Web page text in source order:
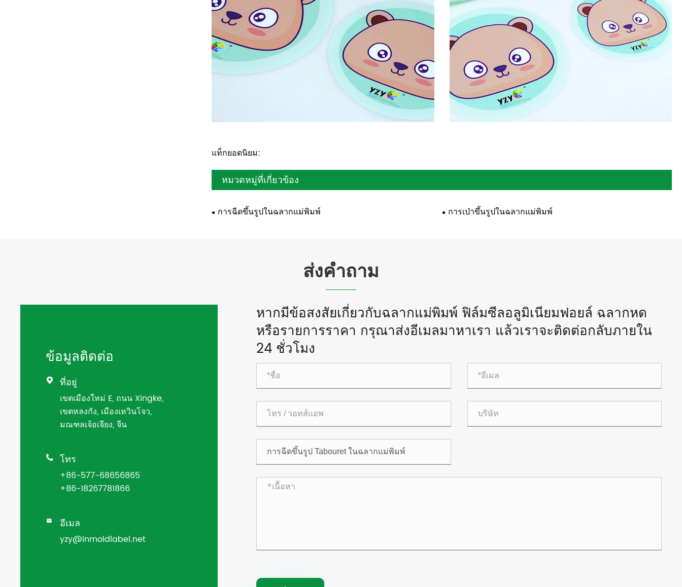
แท็กยอดนิยม:
หมวดหมู่ที่เกี่ยวข้อง
การฉีดขึ้นรูปในฉลากแม่พิมพ์ การเป่าขึ้นรูปในฉลากแม่พิมพ์
ส่งคำถาม
ข้อมูลติดต่อ
 ที่อยู่
เขตเมืองใหม่ E, ถนน Xingke,
เขตหลงกัง, เมืองเหวินโจว,
มณฑลเจ้อเจียง, จีน
 โทร
+86-577-68656865
+86-18267781866
 อีเมล
yzy@inmoldlabel.net
หากมีข้อสงสัยเกี่ยวกับฉลากแม่พิมพ์ ฟิล์มซีลอลูมิเนียมฟอยล์ ฉลากหด
หรือรายการราคา กรุณาส่งอีเมลมาหาเรา แล้วเราจะติดต่อกลับภายใน
24 ชั่วโมง